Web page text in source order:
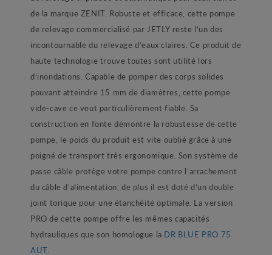
de la marque ZENIT. Robuste et efficace, cette pompe
de relevage commercialisé par JETLY reste l’un des
incontournable du relevage d’eaux claires. Ce produit de
haute technologie trouve toutes sont utilité lors
d’inondations. Capable de pomper des corps solides
pouvant atteindre 15 mm de diamètres, cette pompe
vide-cave ce veut particulièrement fiable. Sa
construction en fonte démontre la robustesse de cette
pompe, le poids du produit est vite oublié grâce à une
poigné de transport très ergonomique. Son système de
passe câble protège votre pompe contre l’arrachement
du câble d’alimentation, de plus il est doté d’un double
joint torique pour une étanchéité optimale. La version
PRO de cette pompe offre les mêmes capacités
hydrauliques que son homologue la DR BLUE PRO 75
AUT.